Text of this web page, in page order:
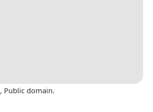
, Public domain.